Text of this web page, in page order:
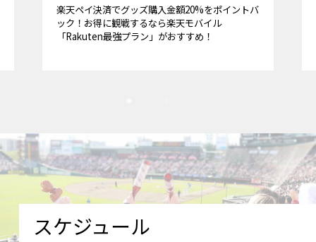
楽天ペイ決済でグッズ購入金額20%をポイントバ
ック！お得に観戦するなら楽天モバイル
「Rakuten最強プラン」がおすすめ！
スケジュール